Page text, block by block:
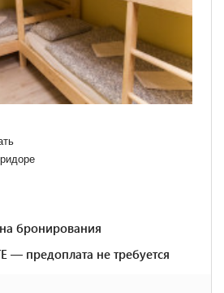
бронирования
предоплата не требуется